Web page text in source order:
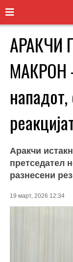
АРАКЧИ
МАКРОН
Аракчи
претседател
разнесени
19 март, 2026 12:34